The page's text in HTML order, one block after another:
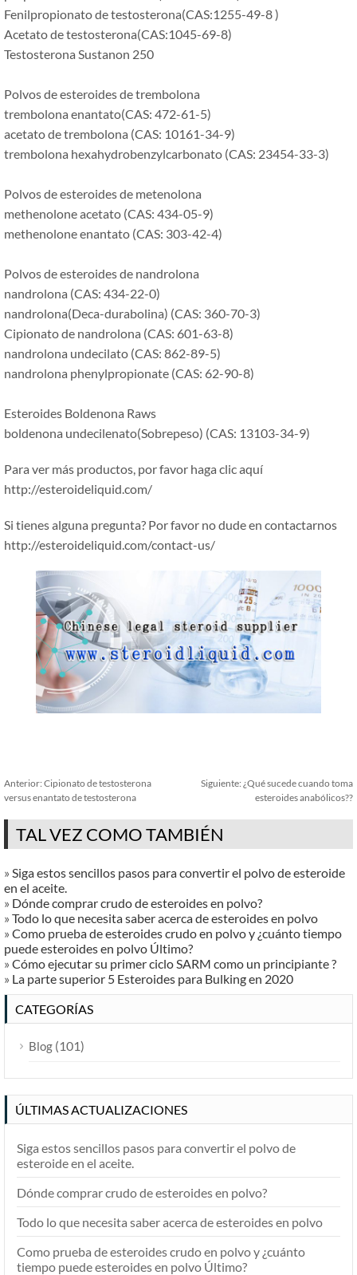
Fenilpropionato de testosterona(CAS:1255-49-8 )
Acetato de testosterona(CAS:1045-69-8)
Testosterona Sustanon 250
Polvos de esteroides de trembolona
trembolona enantato(CAS: 472-61-5)
acetato de trembolona (CAS: 10161-34-9)
trembolona hexahydrobenzylcarbonato (CAS: 23454-33-3)
Polvos de esteroides de metenolona
methenolone acetato (CAS: 434-05-9)
methenolone enantato (CAS: 303-42-4)
Polvos de esteroides de nandrolona
nandrolona (CAS: 434-22-0)
nandrolona(Deca-durabolina) (CAS: 360-70-3)
Cipionato de nandrolona (CAS: 601-63-8)
nandrolona undecilato (CAS: 862-89-5)
nandrolona phenylpropionate (CAS: 62-90-8)
Esteroides Boldenona Raws
boldenona undecilenato(Sobrepeso) (CAS: 13103-34-9)
Para ver más productos, por favor haga clic aquí
http://esteroideliquid.com/
Si tienes alguna pregunta? Por favor no dude en contactarnos
http://esteroideliquid.com/contact-us/
Anterior: Cipionato de testosterona
versus enantato de testosterona
Siguiente: ¿Qué sucede cuando toma
esteroides anabólicos??
TAL VEZ COMO TAMBIÉN
» Siga estos sencillos pasos para convertir el polvo de esteroide
en el aceite.
» Dónde comprar crudo de esteroides en polvo?
» Todo lo que necesita saber acerca de esteroides en polvo
» Como prueba de esteroides crudo en polvo y ¿cuánto tiempo
puede esteroides en polvo Último?
» Cómo ejecutar su primer ciclo SARM como un principiante ?
» La parte superior 5 Esteroides para Bulking en 2020
CATEGORÍAS
Blog (101)
ÚLTIMAS ACTUALIZACIONES
Siga estos sencillos pasos para convertir el polvo de
esteroide en el aceite.
Dónde comprar crudo de esteroides en polvo?
Todo lo que necesita saber acerca de esteroides en polvo
Como prueba de esteroides crudo en polvo y ¿cuánto
tiempo puede esteroides en polvo Último?